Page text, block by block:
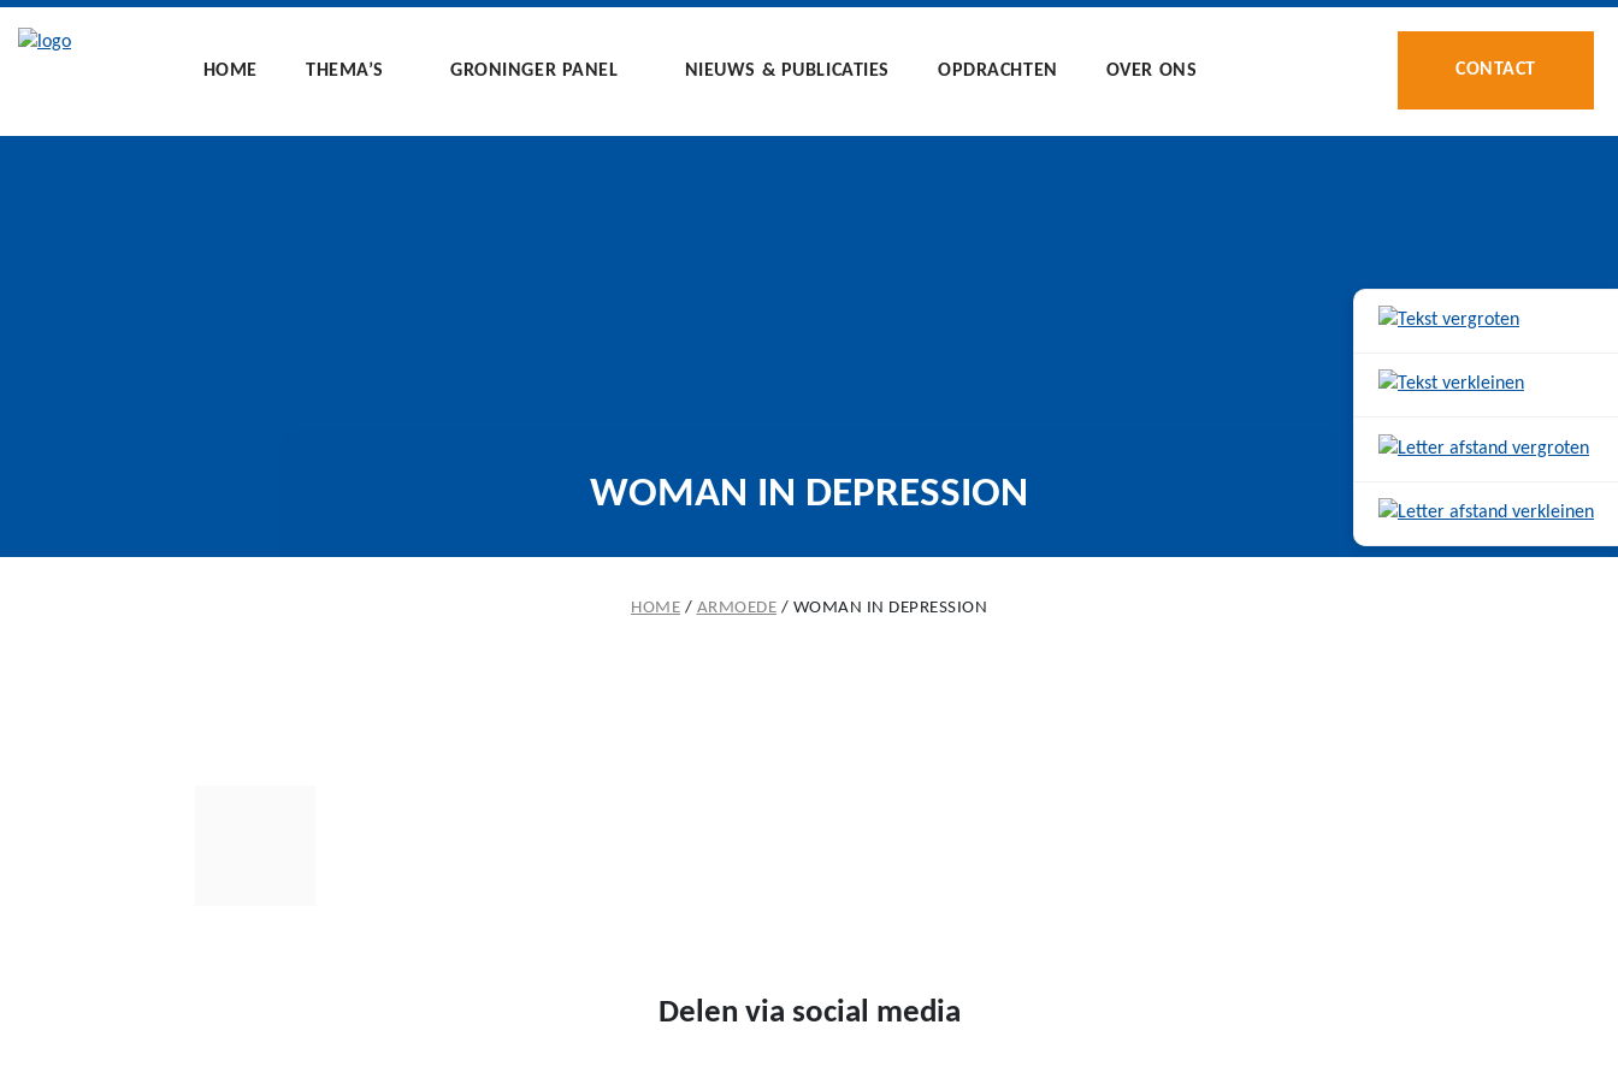
CONTACT
HOME THEMA’S GRONINGER PANEL NIEUWS & PUBLICATIES OPDRACHTEN OVER ONS
WOMAN IN DEPRESSION
HOME / ARMOEDE / WOMAN IN DEPRESSION
Delen via social media